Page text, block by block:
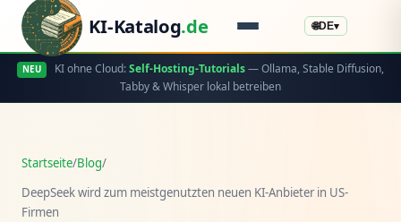
KI-Katalog.de 🌐DE▾
NEU KI ohne Cloud:Self-Hosting-Tutorials— Ollama, Stable Diffusion,
Tabby & Whisper lokal betreiben
Startseite/Blog/
DeepSeek wird zum meistgenutzten neuen KI-Anbieter in US-
Firmen